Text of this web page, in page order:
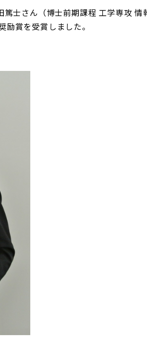
士さん（博士前期課程 工学専攻
賞を受賞しました。